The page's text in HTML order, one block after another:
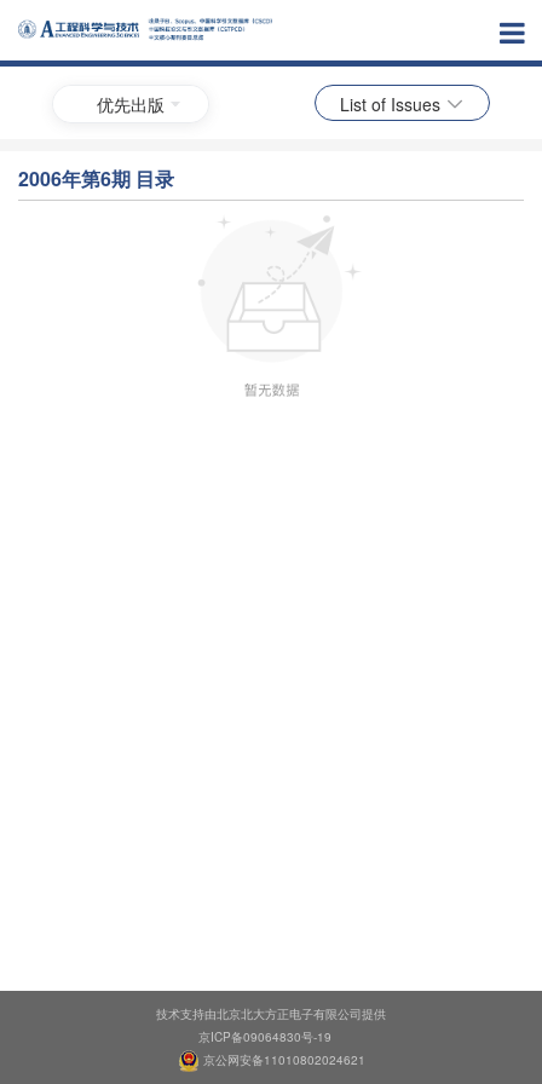
优先出版 List of Issues
2006年第6期 目录
技术支持由北京北大方正电子有限公司提供
京ICP备09064830号-19
京公网安备11010802024621